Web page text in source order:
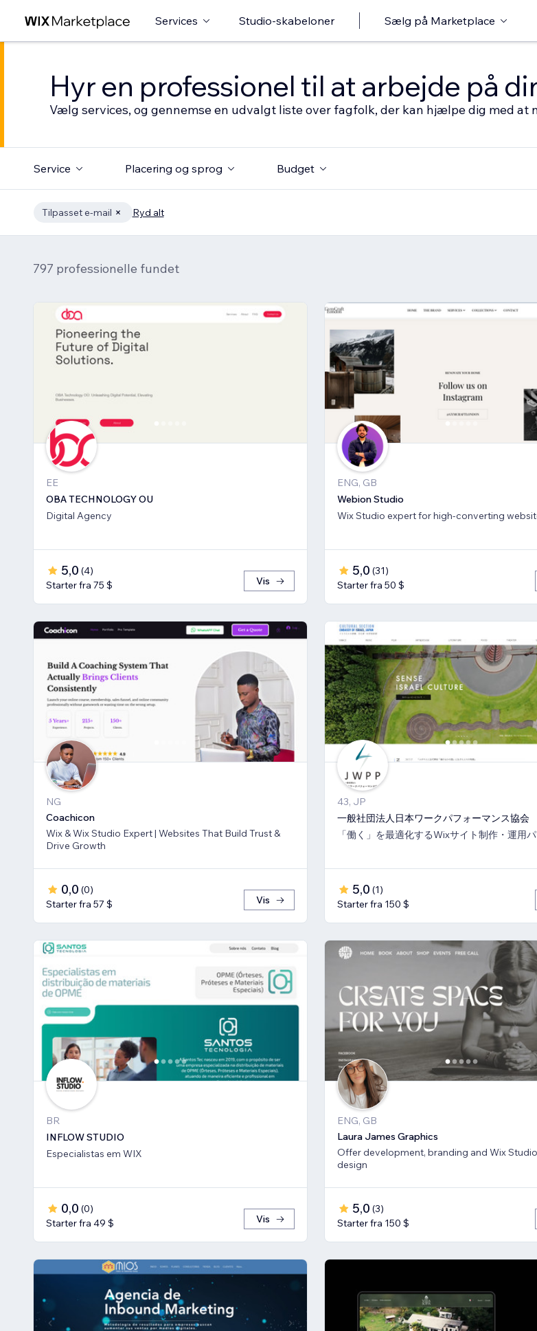
Services Studio-skabeloner Sælg på Marketplace
Hyr en professionel til at arbejde på
Vælg services, og gennemse en udvalgt liste over fagfolk, der kan hjælpe dig med at
Service Placering og sprog Budget
Tilpasset e-mail Ryd alt
797 professionelle fundet
EE
OBA TECHNOLOGY OU
Digital Agency
5,0 (4)
Starter fra 75 $
Vis
ENG, GB
Webion Studio
Wix Studio expert for high-converting
5,0 (31)
Starter fra 50 $
NG
Coachicon
Wix & Wix Studio Expert | Websites That Build Trust &
Drive Growth
0,0 (0)
Starter fra 57 $
Vis
43, JP
一般社団法人日本ワークパフォーマンス協会
「働く」を最適化するWixサイト制作・運用
5,0 (1)
Starter fra 150 $
BR
INFLOW STUDIO
Especialistas em WIX
0,0 (0)
Starter fra 49 $
Vis
ENG, GB
Laura James Graphics
Offer development, branding and Wix
design
5,0 (3)
Starter fra 150 $